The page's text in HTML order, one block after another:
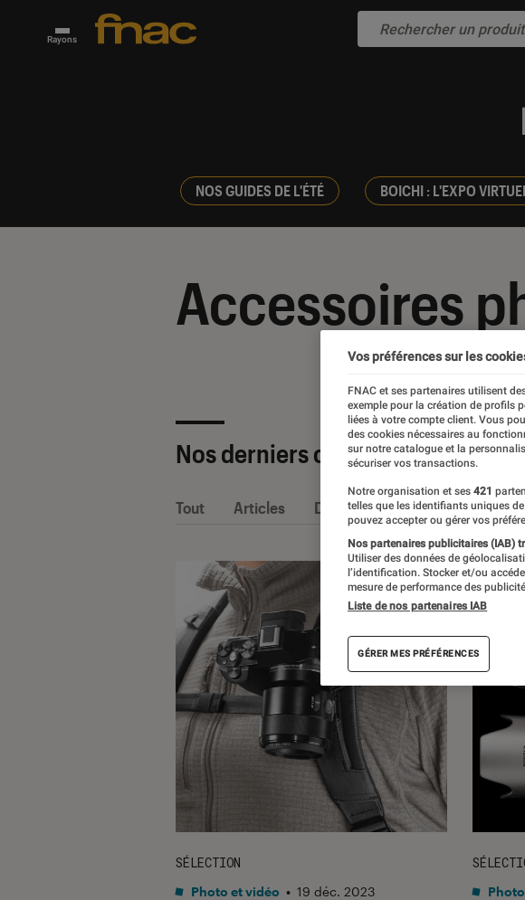
Rayons
NOS GUIDES DE L'ÉTÉ BOICHI : L'EXPO
Accessoires
Nos derniers contenus
Tout Articles Dossiers Sélections et
SÉLECTION
Photo et vidéo • 19 déc. 2023
Vos préférences sur les
FNAC et ses partenaires utilisent
exemple pour la création de profils
liées à votre compte client. Vous
des cookies nécessaires au
sur notre catalogue et la
sécuriser vos transactions.
Notre organisation et ses 421
telles que les identifiants uniques
pouvez accepter ou gérer vos
Nos partenaires publicitaires (IAB)
Utiliser des données de
l’identification. Stocker et/ou
mesure de performance des
Liste de nos partenaires IAB
GÉRER MES PRÉFÉRENCES